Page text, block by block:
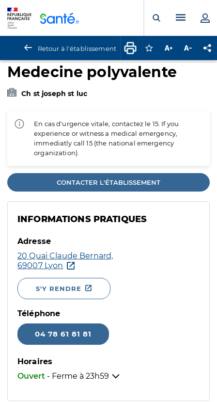
Ouvrir laMenu
Retour à l'établissement Connectez-vous
Augmenter la
Medecine polyvalente
Ch st joseph st luc
En cas d'urgence vitale, contactez le 15. If you
experience or witness a medical emergency,
immediatly call 15 (the national emergency
organization).
CONTACTER L'ÉTABLISSEMENT
INFORMATIONS PRATIQUES
Adresse
20 Quai Claude Bernard,
69007 Lyon
S'Y RENDRE
Téléphone
04 78 61 81 81
Horaires
Ouvert - Ferme à 23h59